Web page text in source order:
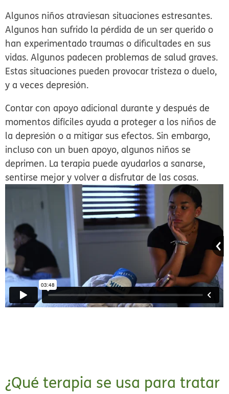
Algunos niños atraviesan situaciones estresantes.
Algunos han sufrido la pérdida de un ser querido o
han experimentado traumas o dificultades en sus
vidas. Algunos padecen problemas de salud graves.
Estas situaciones pueden provocar tristeza o duelo,
y a veces depresión.
Contar con apoyo adicional durante y después de
momentos difíciles ayuda a proteger a los niños de
la depresión o a mitigar sus efectos. Sin embargo,
incluso con un buen apoyo, algunos niños se
deprimen. La terapia puede ayudarlos a sanarse,
sentirse mejor y volver a disfrutar de las cosas.
¿Qué terapia se usa para tratar